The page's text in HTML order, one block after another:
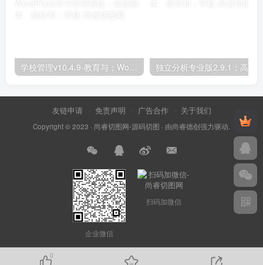
学校管理v10.4.9-教育与；WordPress学习管理系统；高级脚本、插件和；手机
友链申请 免责声明 广告合作 关于我们
Copyright © 2023 · 尚睿切图网-源码切图 · 由尚睿德创强力驱动.
企业微信
扫码加微信
0